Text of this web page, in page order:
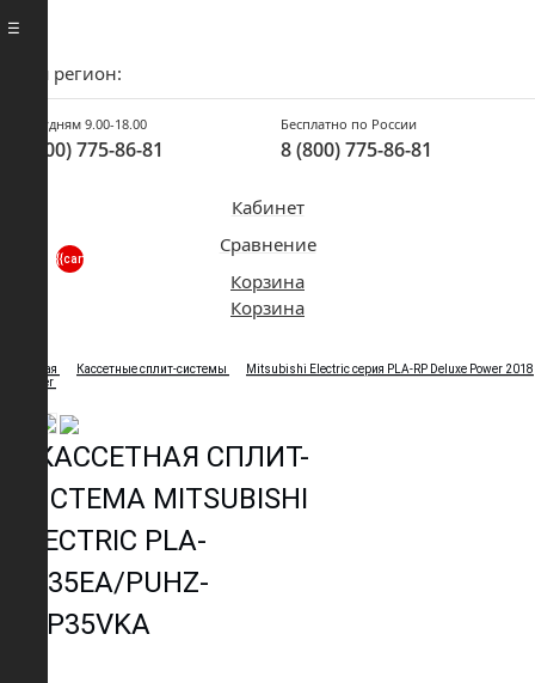
Ваш регион:
По будням 9.00-18.00
8 (800) 775-86-81
Бесплатно по России
8 (800) 775-86-81
Кабинет
Сравнение
Корзина
Корзина
{{cart.count}}
Главная Кассетные сплит-системы
Mitsubishi Electric серия PLA-RP Deluxe Power 2018
Inverter
КАССЕТНАЯ СПЛИТ-
СИСТЕМА MITSUBISHI
ELECTRIC PLA-
RP35EA/PUHZ-
ZRP35VKA